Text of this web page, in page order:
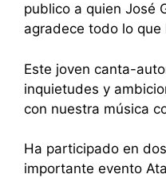
publico a quien José
agradece todo lo
Este joven canta-
inquietudes y
con nuestra música
Ha participado en
importante evento